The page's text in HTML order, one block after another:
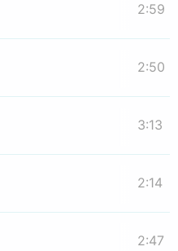
2:59
2:50
3:13
2:14
2:47